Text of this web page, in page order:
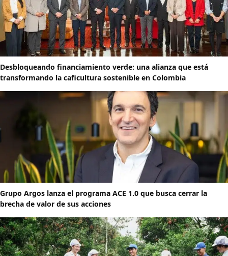
Desbloqueando financiamiento verde: una alianza que está
transformando la caficultura sostenible en Colombia
Grupo Argos lanza el programa ACE 1.0 que busca cerrar la
brecha de valor de sus acciones